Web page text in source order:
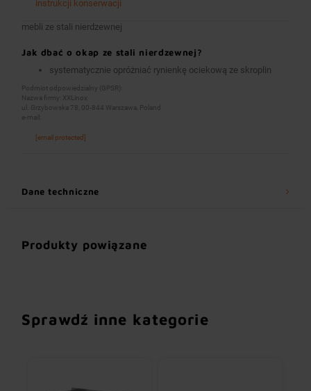
instrukcji konserwacji
mebli ze stali nierdzewnej
Jak dbać o okap ze stali nierdzewnej?
systematycznie opróżniać rynienkę ociekową ze skroplin
Podmiot odpowiedzialny (GPSR):
Nazwa firmy: XXLinox
ul. Grzybowska 78, 00-844 Warszawa, Poland
e-mail:
[email protected]
Dane techniczne
Produkty powiązane
Sprawdź inne kategorie